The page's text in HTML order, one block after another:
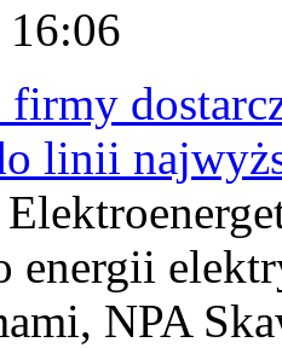
linii
energii
NPA